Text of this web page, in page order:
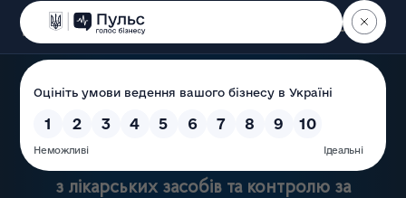
Пошук
Державна служба України
з лікарських засобів та контролю за